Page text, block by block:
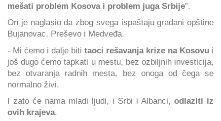
mešati problem Kosova i problem juga Srbije”.
On je naglasio da zbog svega ispaštaju građani opštine
Bujanovac, Preševo i Medveđa.
- Mi ćemo i dalje biti taoci rešavanja krize na Kosovu i
još dugo ćemo tapkati u mestu, bez ozbiljnih investicija,
bez otvaranja radnih mesta, bez onoga od čega se
normalno živi.
I zato će nama mladi ljudi, i Srbi i Albanci, odlaziti iz
ovih krajeva.